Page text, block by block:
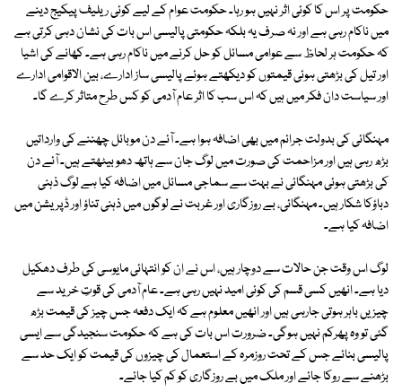
حکومت پر اس کا کوئی اثر نہیں ہو رہا۔ حکومت عوام کے لیے کوئی ریلیف پیکیج دینے
میں ناکام رہی ہے اور نہ صرف یہ بلکہ حکومتی پالیسی اس بات کی نشان دہی کرتی ہے
کہ حکومت ہر لحاظ سے عوامی مسائل کو حل کرنے میں ناکام رہی ہے۔ کھانے کی اشیا
اور تیل کی بڑھتی ہوئی قیمتوں کو دیکھتے ہوئے پالیسی ساز ادارے، بین الاقوامی ادارے
اور سیاست دان فکر میں ہیں کہ اس سب کا اثر عام آدمی کو کس طرح متاثر کرے گا۔
مہنگائی کی بدولت جرائم میں بھی اضافہ ہوا ہے۔ آئے دن موبائل چھننے کی وارداتیں
بڑھ رہی ہیں اور مزاحمت کی صورت میں لوگ جان سے ہاتھ دھو بیٹھتے ہیں۔ آئے دن
کی بڑھتی ہوئی مہنگائی نے بہت سے سماجی مسائل میں اضافہ کیا ہے لوگ ذہنی
دباؤکا شکار ہیں۔ مہنگائی، بے روزگاری اور غربت نے لوگوں میں ذہنی تناؤ اور ڈپریشن میں
اضافہ کیا ہے۔
لوگ اس وقت جن حالات سے دوچار ہیں، اس نے ان کو انتہائی مایوسی کی طرف دھکیل
دیا ہے۔ انھیں کسی قسم کی کوئی امید نہیں رہی ہے۔ عام آدمی کی قوتِ خرید سے
چیزیں باہر ہوتی جارہی ہیں اور انھیں معلوم ہے کہ ایک دفعہ جس چیز کی قیمت بڑھ
گئی تو وہ پھرکم نہیں ہوگی۔ ضرورت اس بات کی ہے کہ حکومت سنجیدگی سے ایسی
پالیسی بنائے جس کے تحت روزمرہ کے استعمال کی چیزوں کی قیمت کو ایک حد سے
بڑھنے سے روکا جائے اور ملک میں بے روزگاری کو کم کیا جائے۔